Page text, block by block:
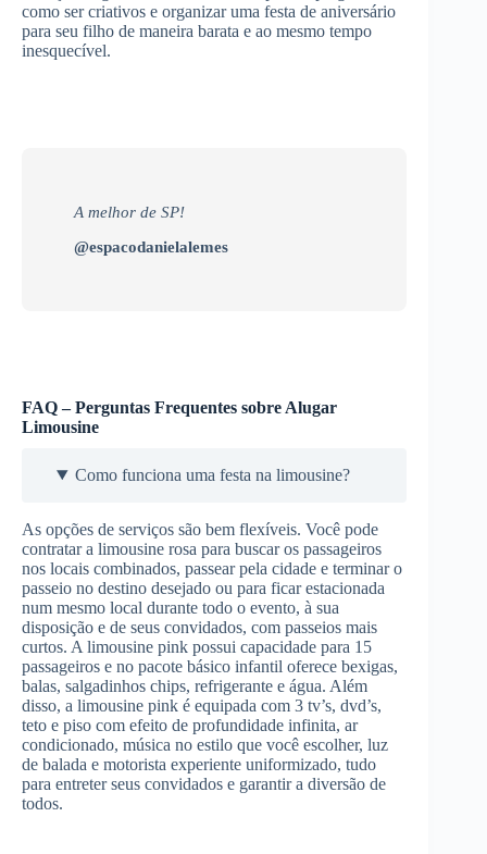
como ser criativos e organizar uma festa de aniversário
para seu filho de maneira barata e ao mesmo tempo
inesquecível.
A melhor de SP!
@espacodanielalemes
FAQ – Perguntas Frequentes sobre Alugar
Limousine
Como funciona uma festa na limousine?
As opções de serviços são bem flexíveis. Você pode
contratar a limousine rosa para buscar os passageiros
nos locais combinados, passear pela cidade e terminar o
passeio no destino desejado ou para ficar estacionada
num mesmo local durante todo o evento, à sua
disposição e de seus convidados, com passeios mais
curtos. A limousine pink possui capacidade para 15
passageiros e no pacote básico infantil oferece bexigas,
balas, salgadinhos chips, refrigerante e água. Além
disso, a limousine pink é equipada com 3 tv’s, dvd’s,
teto e piso com efeito de profundidade infinita, ar
condicionado, música no estilo que você escolher, luz
de balada e motorista experiente uniformizado, tudo
para entreter seus convidados e garantir a diversão de
todos.